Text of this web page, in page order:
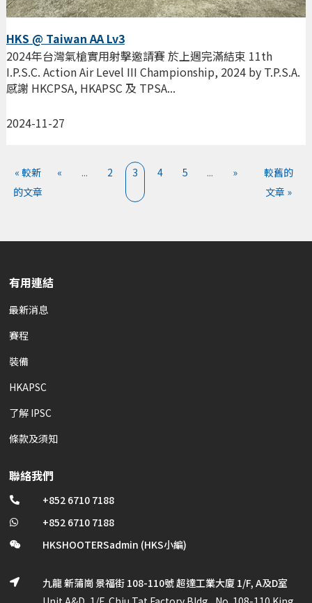
HKS @ Taiwan AA Lv3
2024-11-27
2024年台灣氣槍實用射擊邀請賽 於上週完滿結束 11th
I.P.S.C. Action Air Level III Championship, 2024 by T.P.S.A.
感謝 HKCPSA, HKAPSC 及 TPSA...
« 較新
的文章
« ... 2 3 4 5 ... »
較舊的
文章 »
有用連結
最新消息
賽程
裝備
HKAPSC
了解 IPSC
條款及須知
聯絡我們
 +852 6710 7188
 +852 6710 7188
 HKSHOOTERSadmin (HKS小編)

九龍 新蒲崗 景福街 108-110號 超達工業大廈 1/F, A及D室